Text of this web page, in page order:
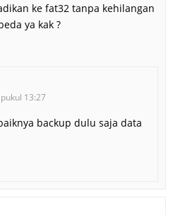
ke fat32 tanpa kehilangan
ya kak ?
13:27
backup dulu saja data